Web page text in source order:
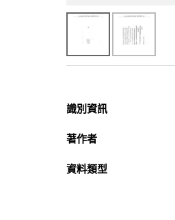
識別資訊
著作者
資料類型